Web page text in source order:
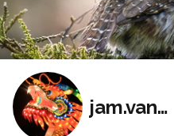
jam.van.kan